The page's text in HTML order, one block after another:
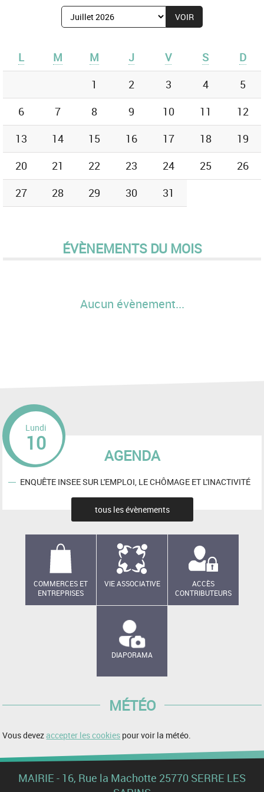
Afficher
le
de
:
L M M J V S
D
1
2 3 4
5
6
7 8 9 10 11
12
13
14 15 16 17 18
19
20
21 22 23 24 25
26
27
28 29 30 31
ÉVÈNEMENTS DU MOIS
Aucun évènement...
AGENDA
Lundi
10
ENQUÊTE INSEE SUR L'EMPLOI, LE CHÔMAGE ET L'INACTIVITÉ
tous les évènements
COMMERCES ET
ENTREPRISES
VIE ASSOCIATIVE
ACCÈS
CONTRIBUTEURS
DIAPORAMA
MÉTÉO
Vous devezaccepter les cookies pour voir la météo.
MAIRIE - 16, Rue la Machotte 25770 SERRE LES